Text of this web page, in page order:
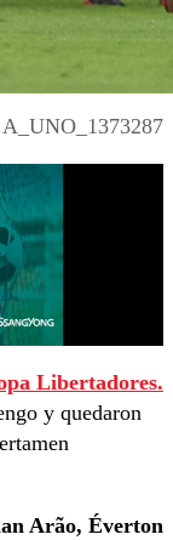
A_UNO_1373287
Libertadores.
y quedaron
Arão, Éverton